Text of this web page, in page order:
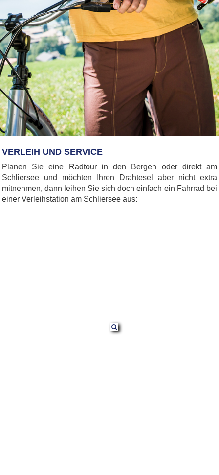
VERLEIH UND SERVICE
Planen Sie eine Radtour in den Bergen oder direkt am
Schliersee und möchten Ihren Drahtesel aber nicht extra
mitnehmen, dann leihen Sie sich doch einfach ein Fahrrad bei
einer Verleihstation am Schliersee aus: